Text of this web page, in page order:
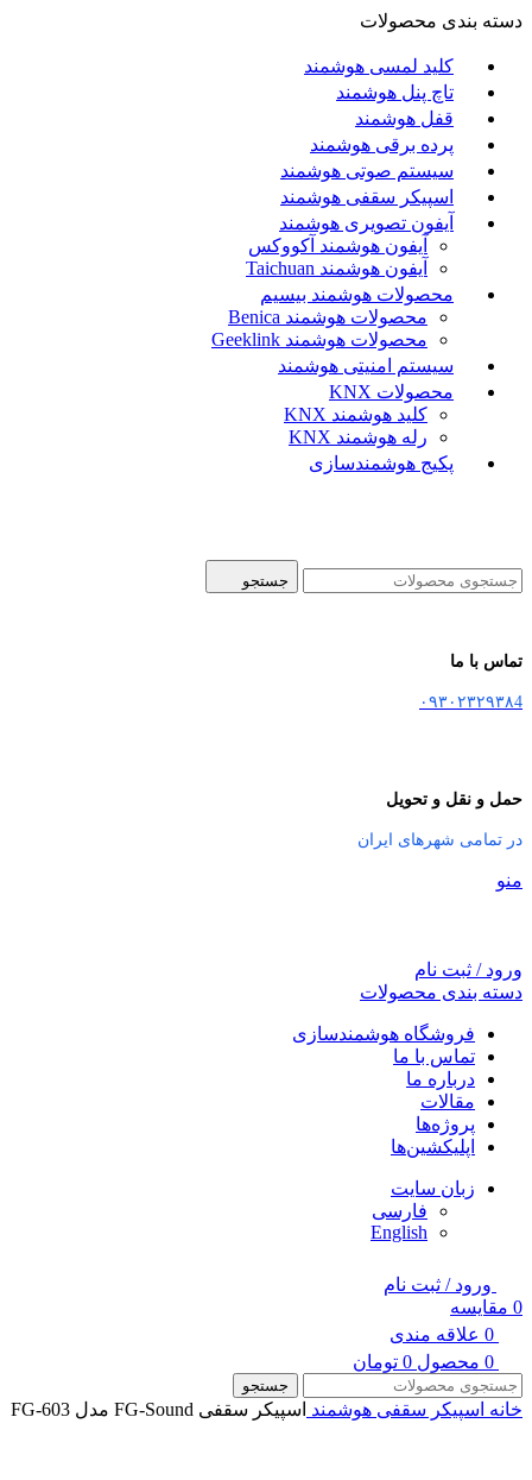
دسته بندی محصولات
کلید لمسی هوشمند
تاچ پنل هوشمند
قفل هوشمند
پرده برقی هوشمند
سیستم صوتی هوشمند
اسپیکر سقفی هوشمند
آیفون تصویری هوشمند
آيفون هوشمند آکووکس
آیفون هوشمند Taichuan
محصولات هوشمند بیسیم
محصولات هوشمند Benica
محصولات هوشمند Geeklink
سیستم امنیتی هوشمند
محصولات KNX
کلید هوشمند KNX
رله هوشمند KNX
پکیج هوشمندسازی
جستجو
تماس با ما
۰۹۳۰۲۳۲۹۳۸4
حمل و نقل و تحویل
در تمامی شهرهای ایران
منو
ورود / ثبت نام
دسته بندی محصولات
فروشگاه هوشمندسازی
تماس با ما
درباره ما
مقالات
پروژه‌ها
اپلیکشین‌ها
زبان سایت
فارسی
English
ورود / ثبت نام
0 مقایسه
0 علاقه مندی
0 محصول 0 تومان
جستجو
خانه اسپیکر سقفی هوشمند اسپیکر سقفی FG-Sound مدل FG-603